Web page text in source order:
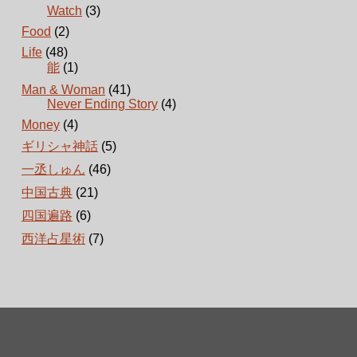
Watch (3)
Food (2)
Life (48)
能 (1)
Man & Woman (41)
Never Ending Story (4)
Money (4)
ギリシャ神話 (5)
一丞しゅん (46)
中国古典 (21)
四国遍路 (6)
西洋占星術 (7)